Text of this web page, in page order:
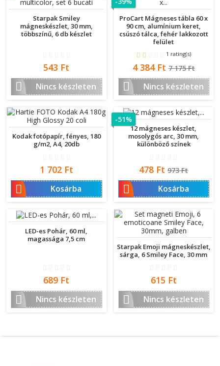
Starpak Smiley
mágneskészlet, 30 mm,
többszínű, 6 db készlet
Ár
543 Ft
 Nincs készleten
ProCart Mágneses tábla 60 x
90 cm, alumínium keret,
csúszó tálca, fehér lakkozott
felület
1 rating(s)
Ár
4 384 Ft Normál
ár
7 175 Ft
 Nincs készleten
Kodak fotópapír, fényes, 180
g/m2, A4, 20db
Ár
1 702 Ft
 Kosárba
12 mágneses készlet,
mosolygós arc, 30 mm,
különböző színek
Ár
478 Ft Normál
ár
973 Ft
 Kosárba
-51%
LED-es Pohár, 60 ml,
magassága 7,5 cm
Ár
689 Ft
 Nincs készleten
Starpak Emoji mágneskészlet,
sárga, 6 Smiley Face, 30 mm
Ár
615 Ft
 Nincs készleten